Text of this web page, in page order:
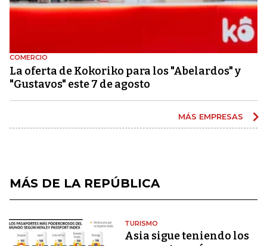
COMERCIO
La oferta de Kokoriko para los "Abelardos" y
"Gustavos" este 7 de agosto
MÁS EMPRESAS
MÁS DE LA REPÚBLICA
TURISMO
Asia sigue teniendo los